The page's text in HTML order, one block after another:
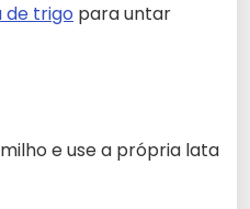
de trigo para untar
e use a própria lata